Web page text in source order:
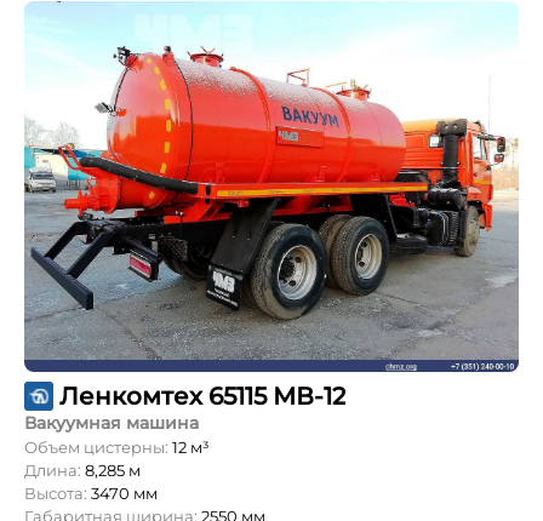
Ленкомтех 65115 МВ-12
Вакуумная машина
Объем цистерны: 12 м³
Длина: 8,285 м
Высота: 3470 мм
Габаритная ширина: 2550 мм